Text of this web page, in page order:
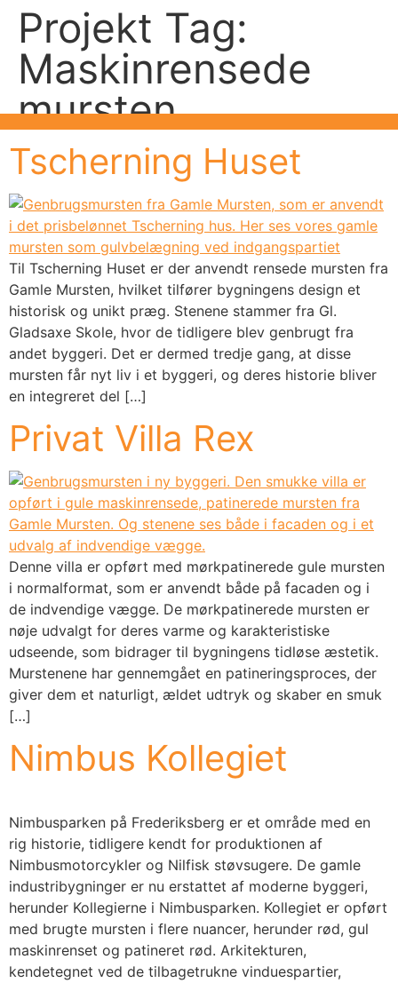
Projekt Tag:
Maskinrensede
mursten
Tscherning Huset
Til Tscherning Huset er der anvendt rensede mursten fra
Gamle Mursten, hvilket tilfører bygningens design et
historisk og unikt præg. Stenene stammer fra Gl.
Gladsaxe Skole, hvor de tidligere blev genbrugt fra
andet byggeri. Det er dermed tredje gang, at disse
mursten får nyt liv i et byggeri, og deres historie bliver
en integreret del […]
Privat Villa Rex
Denne villa er opført med mørkpatinerede gule mursten
i normalformat, som er anvendt både på facaden og i
de indvendige vægge. De mørkpatinerede mursten er
nøje udvalgt for deres varme og karakteristiske
udseende, som bidrager til bygningens tidløse æstetik.
Murstenene har gennemgået en patineringsproces, der
giver dem et naturligt, ældet udtryk og skaber en smuk
[…]
Nimbus Kollegiet
Nimbusparken på Frederiksberg er et område med en
rig historie, tidligere kendt for produktionen af
Nimbusmotorcykler og Nilfisk støvsugere. De gamle
industribygninger er nu erstattet af moderne byggeri,
herunder Kollegierne i Nimbusparken. Kollegiet er opført
med brugte mursten i flere nuancer, herunder rød, gul
maskinrenset og patineret rød. Arkitekturen,
kendetegnet ved de tilbagetrukne vinduespartier,